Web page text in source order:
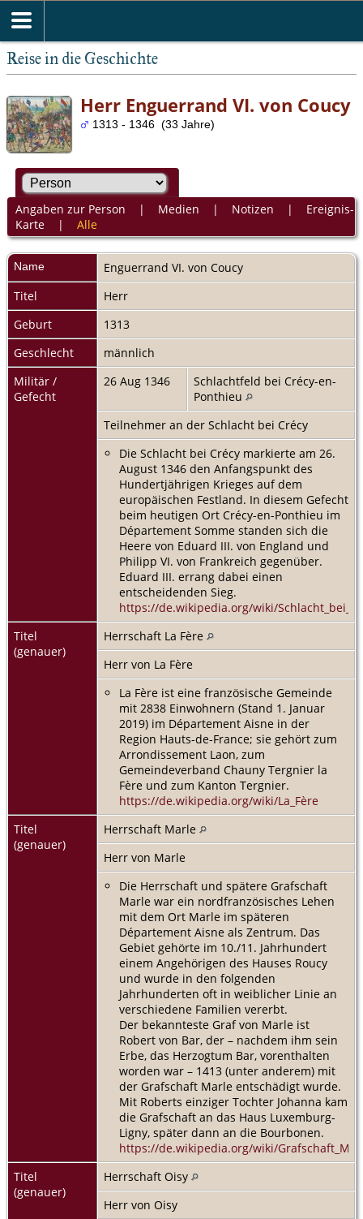
Reise in die Geschichte
Herr Enguerrand VI. von Coucy
1313 - 1346 (33 Jahre)
Angaben zur Person | Medien | Notizen | Ereignis-
Karte| Alle
Name Enguerrand VI. von Coucy
Titel
Herr
Geburt
1313
Geschlecht
männlich
Militär /
Gefecht
26 Aug 1346
Schlachtfeld bei Crécy-en-
Ponthieu
Teilnehmer an der Schlacht bei Crécy
Die Schlacht bei Crécy markierte am 26.
August 1346 den Anfangspunkt des
Hundertjährigen Krieges auf dem
europäischen Festland. In diesem Gefecht
beim heutigen Ort Crécy-en-Ponthieu im
Département Somme standen sich die
Heere von Eduard III. von England und
Philipp VI. von Frankreich gegenüber.
Eduard III. errang dabei einen
entscheidenden Sieg.
https://de.wikipedia.org/wiki/
Titel
(genauer)
Herrschaft La Fère
Herr von La Fère
La Fère ist eine französische Gemeinde
mit 2838 Einwohnern (Stand 1. Januar
2019) im Département Aisne in der
Region Hauts-de-France; sie gehört zum
Arrondissement Laon, zum
Gemeindeverband Chauny Tergnier la
Fère und zum Kanton Tergnier.
https://de.wikipedia.org/wiki/La_Fère
Titel
(genauer)
Herrschaft Marle
Herr von Marle
Die Herrschaft und spätere Grafschaft
Marle war ein nordfranzösisches Lehen
mit dem Ort Marle im späteren
Département Aisne als Zentrum. Das
Gebiet gehörte im 10./11. Jahrhundert
einem Angehörigen des Hauses Roucy
und wurde in den folgenden
Jahrhunderten oft in weiblicher Linie an
verschiedene Familien vererbt.
Der bekannteste Graf von Marle ist
Robert von Bar, der – nachdem ihm sein
Erbe, das Herzogtum Bar, vorenthalten
worden war – 1413 (unter anderem) mit
der Grafschaft Marle entschädigt wurde.
Mit Roberts einziger Tochter Johanna kam
die Grafschaft an das Haus Luxemburg-
Ligny, später dann an die Bourbonen.
https://de.wikipedia.org/wiki/
Titel
(genauer)
Herrschaft Oisy
Herr von Oisy